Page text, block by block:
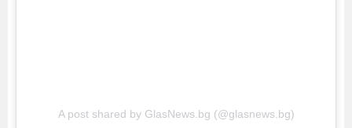
A post shared by GlasNews.bg (@glasnews.bg)